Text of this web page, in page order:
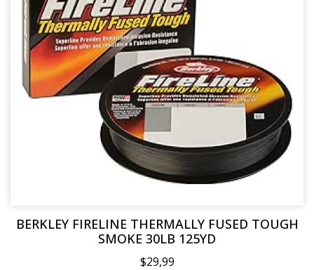
BERKLEY FIRELINE THERMALLY FUSED TOUGH
SMOKE 30LB 125YD
$29,99